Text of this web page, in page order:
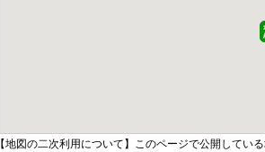
【地図の二次利用について】このページで公開してい